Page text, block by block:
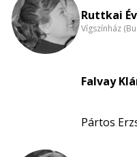
Ruttkai
Vígszínház
Falvay
Pártos